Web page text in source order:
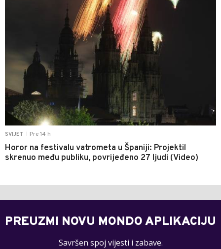
SVIJET Pre 14 h
Horor na festivalu vatrometa u Španiji: Projektil
skrenuo među publiku, povrijeđeno 27 ljudi (Video)
PREUZMI NOVU MONDO APLIKACIJU
Savršen spoj vijesti i zabave.